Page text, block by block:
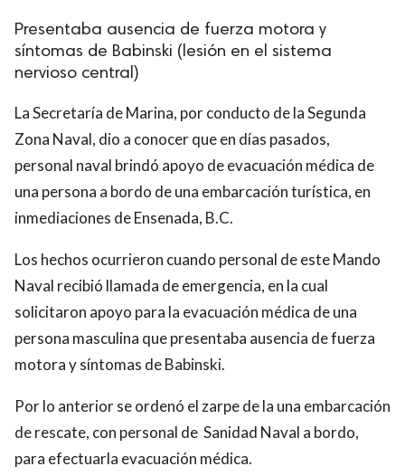
Presentaba ausencia de fuerza motora y
síntomas de Babinski (lesión en el sistema
nervioso central)
La Secretaría de Marina, por conducto de la Segunda
Zona Naval, dio a conocer que en días pasados,
personal naval brindó apoyo de evacuación médica de
una persona a bordo de una embarcación turística, en
inmediaciones de Ensenada, B.C.
Los hechos ocurrieron cuando personal de este Mando
Naval recibió llamada de emergencia, en la cual
solicitaron apoyo para la evacuación médica de una
persona masculina que presentaba ausencia de fuerza
motora y síntomas de Babinski.
Por lo anterior se ordenó el zarpe de la una embarcación
de rescate, con personal de Sanidad Naval a bordo,
para efectuarla evacuación médica.